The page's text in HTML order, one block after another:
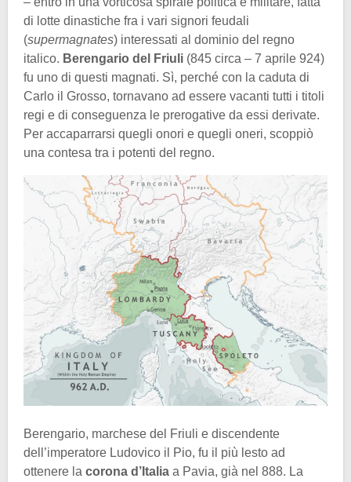
di lotte dinastiche fra i vari signori feudali
(supermagnates) interessati al dominio del regno
italico. Berengario del Friuli (845 circa – 7 aprile 924)
fu uno di questi magnati. Sì, perché con la caduta di
Carlo il Grosso, tornavano ad essere vacanti tutti i titoli
regi e di conseguenza le prerogative da essi derivate.
Per accaparrarsi quegli onori e quegli oneri, scoppiò
una contesa tra i potenti del regno.
Berengario, marchese del Friuli e discendente
dell’imperatore Ludovico il Pio, fu il più lesto ad
ottenere la corona d’Italia a Pavia, già nel 888. La